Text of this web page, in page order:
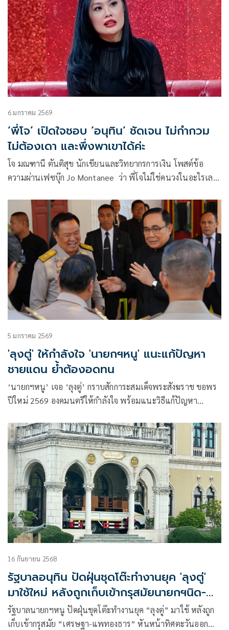
6 มกราคม 2569
‘พี่โจ’ เปิดใจชอบ ‘อนุทิน’ ชัดเจน ไม่กำกวม
ไม่ต้องเดา และพึ่งพาเขาได้ค่ะ
โจ มณฑานี ตันติสุข นักเขียนและวิทยากรการเงิน โพสต์ข้อ
ความผ่านเฟซบุ๊ก Jo Montanee ว่า พี่โจไม่ใช่คนวงในอะไรเลย
5 มกราคม 2569
'ลุงตู่' ให้กำลังใจ 'นายกฯหนู' แนะแก้ปัญหา
ชายแดน ย้ำต้องอดทน
‘นายกฯหนู’ เจอ ‘ลุงตู่’ กราบสักการะสมเด็จพระสังฆราช ขอพร
ปีใหม่ 2569 องคมนตรีให้กำลังใจ พร้อมแนะวิธีแก้ปัญหา
16 กันยายน 2568
รัฐบาลอนุทิน ปัดฝุ่นชุดโต๊ะทำงานยุค 'ลุงตู่'
มาใช้ใหม่ หลังถูกเก็บเข้ากรุสมัยนายกฯนิด-
อิ๊งค์
รัฐบาลนายกฯหนู ปัดฝุ่นชุดโต๊ะทำงานยุค “ลุงตู่” มาใช้ หลังถูก
เก็บเข้ากรุสมัย “เศรษฐา-แพทองธาร” หันหน้าทิศตะวันออก